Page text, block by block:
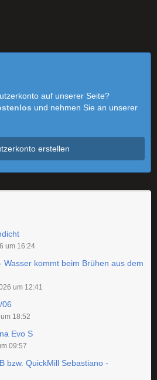
auf unserer Seite?
und nehmen Sie an unserer
erstellen
um 16:24
Wasser kommt beim Brühen aus dem
um 12:41
06
18:52
Evo S
09:57
bzw. QuickMill Sebastiano -